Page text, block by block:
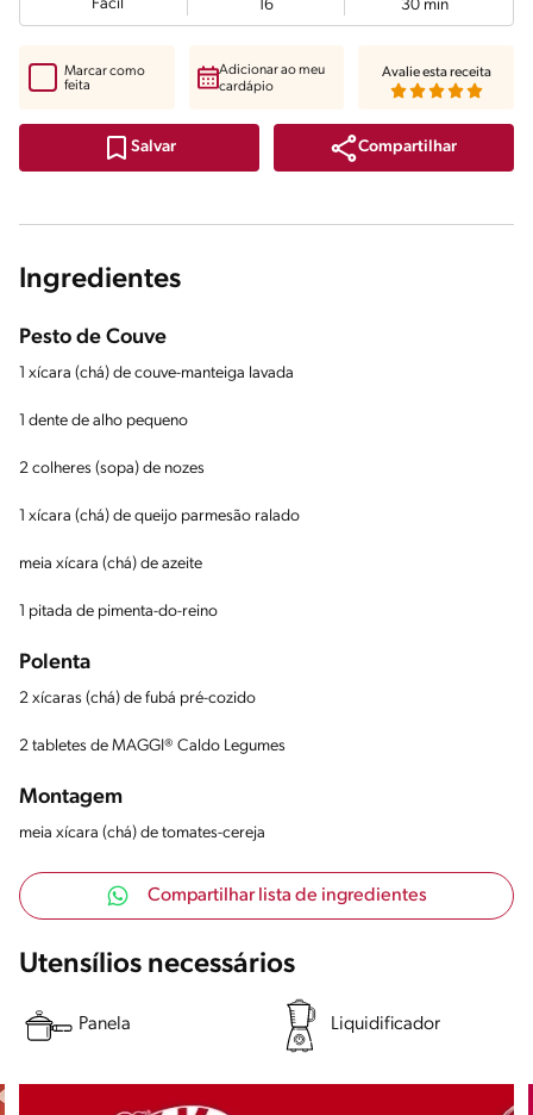
Fácil 16 30 min
Salvar Compartilhar
Marcar como
feita
Adicionar ao meu
cardápio
Avalie esta receita
Ingredientes
Pesto de Couve
1 xícara (chá) de couve-manteiga lavada
1 dente de alho pequeno
2 colheres (sopa) de nozes
1 xícara (chá) de queijo parmesão ralado
meia xícara (chá) de azeite
1 pitada de pimenta-do-reino
Polenta
2 xícaras (chá) de fubá pré-cozido
2 tabletes de MAGGI® Caldo Legumes
Montagem
meia xícara (chá) de tomates-cereja
Compartilhar lista de ingredientes
Utensílios necessários
Panela Liquidificador